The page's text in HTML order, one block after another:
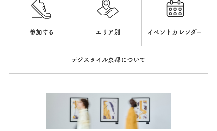
参加する エリア別 イベントカレンダー
デジスタイル京都について